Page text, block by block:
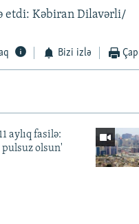
etdi: Kəbiran Dilavərli/
Bizi izlə
aylıq fasilə:
pulsuz olsun'